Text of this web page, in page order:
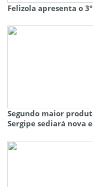
Felizola apresenta o
Segundo maior
Sergipe sediará nova